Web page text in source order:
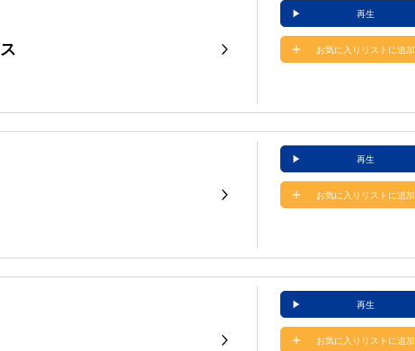
再生
お気に入りリストに追加
再生
お気に入りリストに追加
再生
お気に入りリストに追加